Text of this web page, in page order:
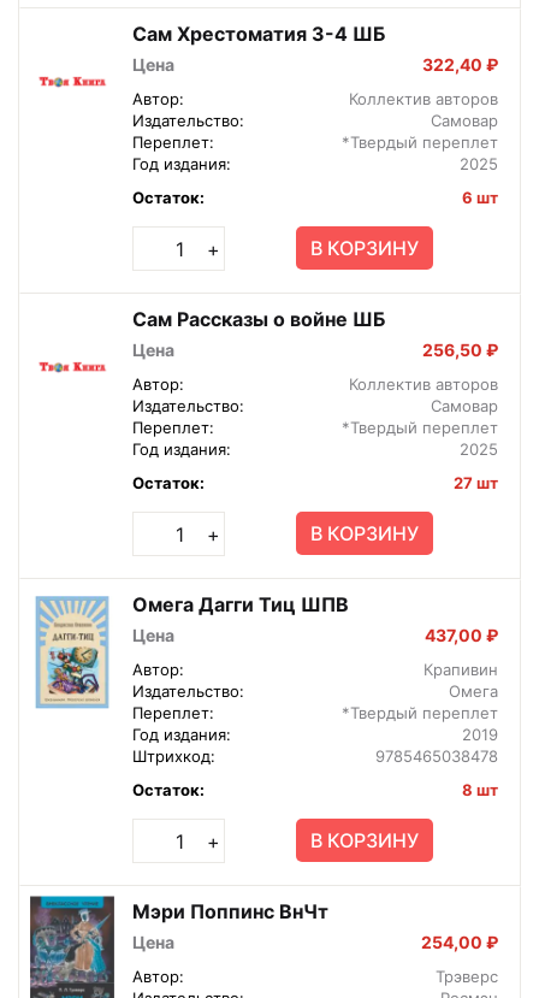
Сам Хрестоматия 3-4 ШБ
Цена 322,40 ₽
Автор:
Коллектив авторов
Издательство:
Самовар
Переплет:
*Твердый переплет
Год издания:
2025
Остаток:
6 шт
+ В КОРЗИНУ
Сам Рассказы о войне ШБ
Цена 256,50 ₽
Автор:
Коллектив авторов
Издательство:
Самовар
Переплет:
*Твердый переплет
Год издания:
2025
Остаток:
27 шт
+ В КОРЗИНУ
Омега Дагги Тиц ШПВ
Цена 437,00 ₽
Автор:
Крапивин
Издательство:
Омега
Переплет:
*Твердый переплет
Год издания:
2019
Штрихкод:
9785465038478
Остаток:
8 шт
+ В КОРЗИНУ
Мэри Поппинс ВнЧт
Цена 254,00 ₽
Автор:
Трэверс